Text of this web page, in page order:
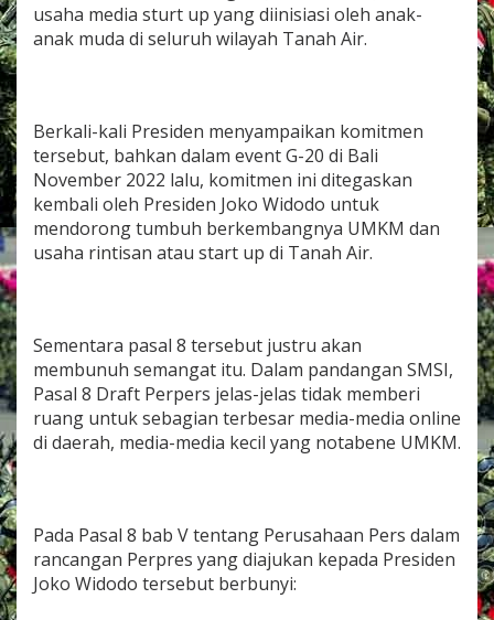
usaha media sturt up yang diinisiasi oleh anak-
anak muda di seluruh wilayah Tanah Air.
Berkali-kali Presiden menyampaikan komitmen
tersebut, bahkan dalam event G-20 di Bali
November 2022 lalu, komitmen ini ditegaskan
kembali oleh Presiden Joko Widodo untuk
mendorong tumbuh berkembangnya UMKM dan
usaha rintisan atau start up di Tanah Air.
Sementara pasal 8 tersebut justru akan
membunuh semangat itu. Dalam pandangan SMSI,
Pasal 8 Draft Perpers jelas-jelas tidak memberi
ruang untuk sebagian terbesar media-media online
di daerah, media-media kecil yang notabene UMKM.
Pada Pasal 8 bab V tentang Perusahaan Pers dalam
rancangan Perpres yang diajukan kepada Presiden
Joko Widodo tersebut berbunyi: